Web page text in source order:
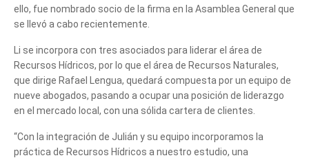
ello, fue nombrado socio de la firma en la Asamblea General que
se llevó a cabo recientemente.
Li se incorpora con tres asociados para liderar el área de
Recursos Hídricos, por lo que el área de Recursos Naturales,
que dirige Rafael Lengua, quedará compuesta por un equipo de
nueve abogados, pasando a ocupar una posición de liderazgo
en el mercado local, con una sólida cartera de clientes.
“Con la integración de Julián y su equipo incorporamos la
práctica de Recursos Hídricos a nuestro estudio, una